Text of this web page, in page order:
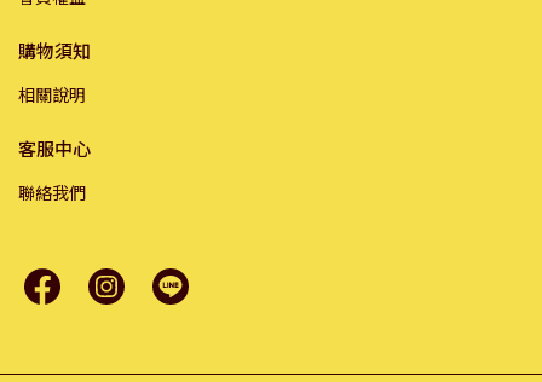
購物須知
相關說明
客服中心
聯絡我們